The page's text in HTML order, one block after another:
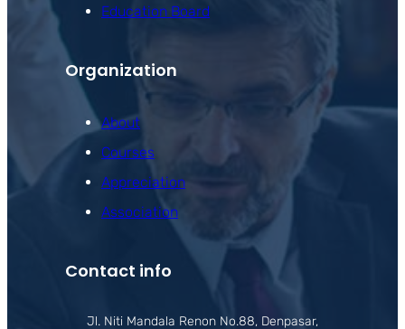
Education Board
Organization
About
Courses
Appreciation
Association
Contact info
Jl. Niti Mandala Renon No.88, Denpasar,